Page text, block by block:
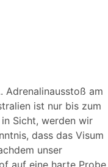
Adrenalinausstoß am
ist nur bis zum
Sicht, werden wir
dass das Visum
unser
auf eine harte Probe